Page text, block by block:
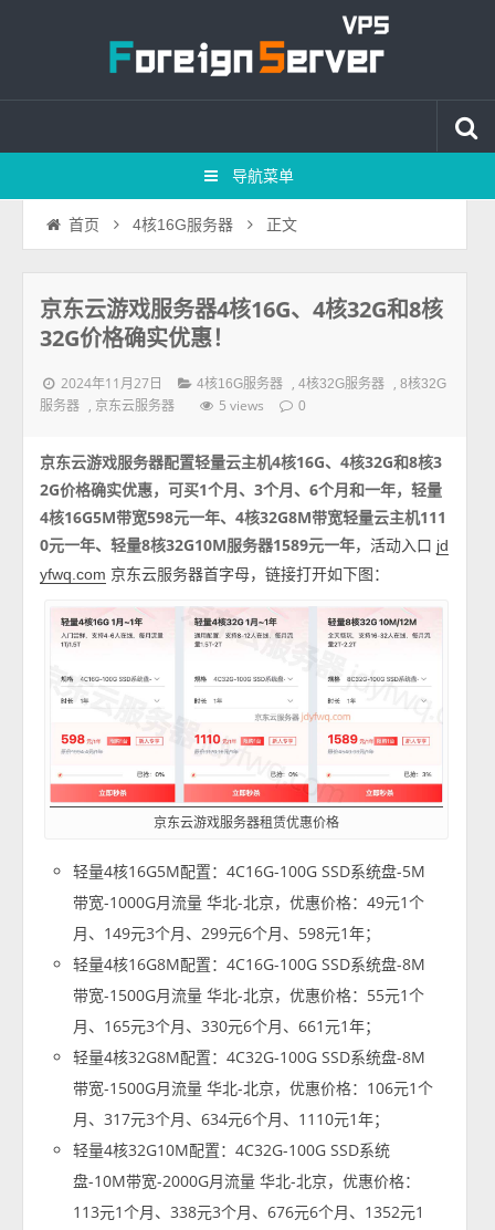
导航菜单
首页 4核16G服务器 正文
京东云游戏服务器4核16G、4核32G和8核
32G价格确实优惠！
2024年11月27日 4核16G服务器 , 4核32G服务器 , 8核32G
服务器
, 京东云服务器 5 views 0
京东云游戏服务器配置轻量云主机4核16G、4核32G和8核3
2G价格确实优惠，可买1个月、3个月、6个月和一年，轻量
4核16G5M带宽598元一年、4核32G8M带宽轻量云主机111
0元一年、轻量8核32G10M服务器1589元一年，活动入口 jd
yfwq.com 京东云服务器首字母，链接打开如下图：
京东云游戏服务器租赁优惠价格
轻量4核16G5M配置：4C16G-100G SSD系统盘-5M
带宽-1000G月流量 华北-北京，优惠价格：49元1个
月、149元3个月、299元6个月、598元1年；
轻量4核16G8M配置：4C16G-100G SSD系统盘-8M
带宽-1500G月流量 华北-北京，优惠价格：55元1个
月、165元3个月、330元6个月、661元1年；
轻量4核32G8M配置：4C32G-100G SSD系统盘-8M
带宽-1500G月流量 华北-北京，优惠价格：106元1个
月、317元3个月、634元6个月、1110元1年；
轻量4核32G10M配置：4C32G-100G SSD系统
盘-10M带宽-2000G月流量 华北-北京，优惠价格：
113元1个月、338元3个月、676元6个月、1352元1